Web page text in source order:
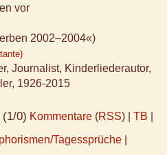
vor
2002–2004«)
Journalist, Kinderliederautor,
1926-2015
(1/0) Kommentare (RSS) | TB
Tagessprüche